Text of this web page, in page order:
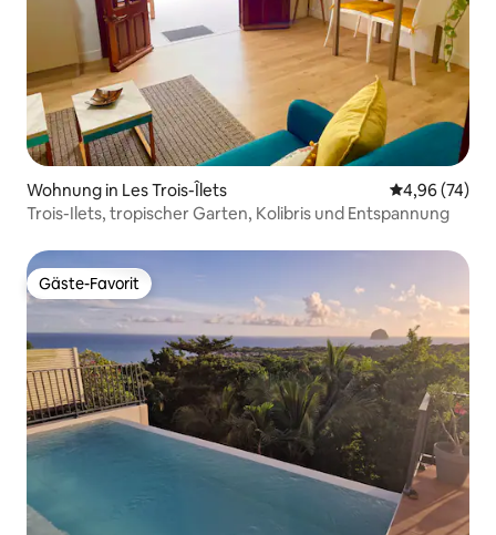
Wohnung in Les Trois-Îlets
4,96 (74)
Trois-Ilets, tropischer Garten, Kolibris und Entspannung
Gäste-Favorit
Gäste-Favorit